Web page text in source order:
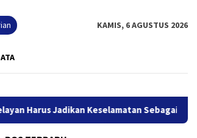
KAMIS, 6 AGUSTUS 2026
Jadikan Keselamatan Sebagai Prioritas